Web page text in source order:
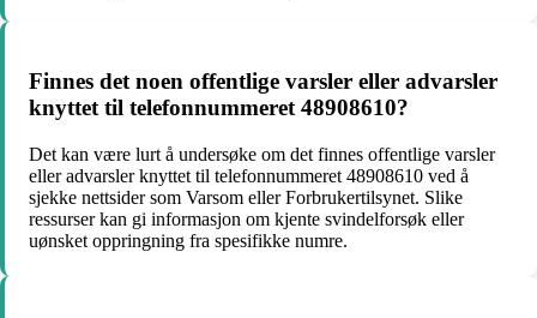
Finnes det noen offentlige varsler eller advarsler
knyttet til telefonnummeret 48908610?
Det kan være lurt å undersøke om det finnes offentlige varsler
eller advarsler knyttet til telefonnummeret 48908610 ved å
sjekke nettsider som Varsom eller Forbrukertilsynet. Slike
ressurser kan gi informasjon om kjente svindelforsøk eller
uønsket oppringning fra spesifikke numre.